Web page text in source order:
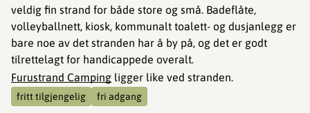
veldig fin strand for både store og små. Badeflåte,
volleyballnett, kiosk, kommunalt toalett- og dusjanlegg er
bare noe av det stranden har å by på, og det er godt
tilrettelagt for handicappede overalt.
Furustrand Camping ligger like ved stranden.
fritt tilgjengelig fri adgang